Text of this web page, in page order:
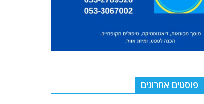
פוסטים אחרונים